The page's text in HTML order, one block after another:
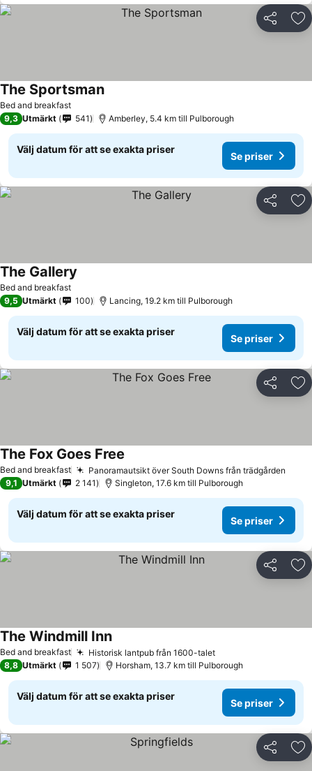
Dela
Bed and breakfast
The SportsmanSe priser
9,3 Utmärkt 541 Amberley, 5.4 km till Pulborough
Välj datum för att se exakta priser
Se priser
Dela
Bed and breakfast
The Gallery
9,5 Utmärkt 100 Lancing, 19.2 km till Pulborough
Välj datum för att se exakta priser
Se priser
Dela
Bed and breakfast Panoramautsikt över South Downs från trädgården
The Fox Goes Free
9,1 Utmärkt 2 141 Singleton, 17.6 km till Pulborough
Välj datum för att se exakta priser
Se priser
Dela
Bed and breakfast Historisk lantpub från 1600-taletSe priser
The Windmill InnSe priser
8,8 Utmärkt 1 507 Horsham, 13.7 km till Pulborough
Välj datum för att se exakta priser
Se priser
Dela